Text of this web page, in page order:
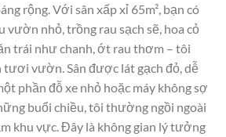
rộng. Với sân xấp xỉ 65m², bạn có
vườn nhỏ, trồng rau sạch sẽ, hoa cỏ
trái như chanh, ớt rau thơm – tôi
vườn. Sân được lát gạch đỏ, dễ
phần đỗ xe nhỏ hoặc máy không sợ
buổi chiều, tôi thường ngồi ngoài
khu vực. Đây là không gian lý tưởng